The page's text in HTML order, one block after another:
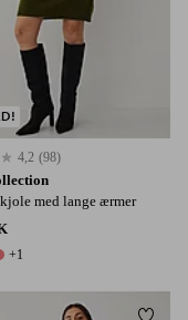
med lange ærmer
+1
på 98 bedømmelser
4,2 (98)